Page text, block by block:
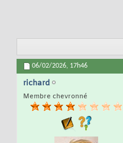
06/02/2026, 17h46
richard
Membre chevronné